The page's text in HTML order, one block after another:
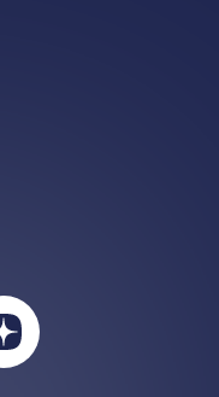
Вы
перейдете